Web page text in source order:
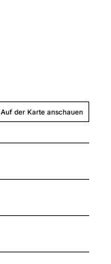
Auf der Karte anschauen